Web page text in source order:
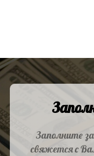
Заполните
свяжется с